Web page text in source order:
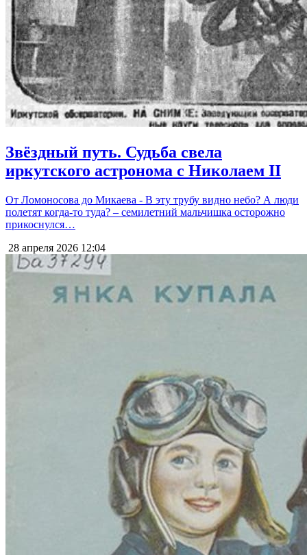
Звёздный путь. Судьба свела
иркутского астронома с Николаем II
От Ломоносова до Микаева - В эту трубу видно небо? А люди
полетят когда-то туда? – семилетний мальчишка осторожно
прикоснулся…
28 апреля 2026 12:04